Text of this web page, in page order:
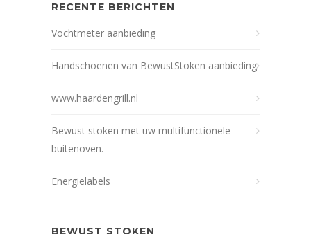
RECENTE BERICHTEN
Vochtmeter aanbieding
Handschoenen van BewustStoken aanbieding
www.haardengrill.nl
Bewust stoken met uw multifunctionele
buitenoven.
Energielabels
BEWUST STOKEN